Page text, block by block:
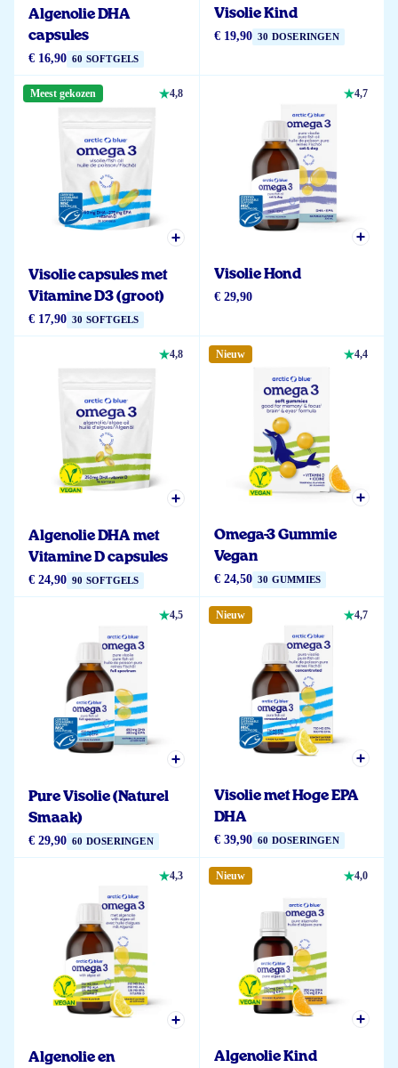
Algenolie DHA
capsules
€ 16,90 60 SOFTGELS
Visolie Kind
€ 19,90 30 DOSERINGEN
Meest gekozen 4,8
Visolie capsules met
Vitamine D3 (groot)
€ 17,90 30 SOFTGELS
4,7
Visolie Hond
€ 29,90
4,8
Algenolie DHA met
Vitamine D capsules
€ 24,90 90 SOFTGELS
Nieuw 4,4
Omega-3 Gummie
Vegan
€ 24,50 30 GUMMIES
4,5
Pure Visolie (Naturel
Smaak)
€ 29,90 60 DOSERINGEN
Nieuw 4,7
Visolie met Hoge EPA
DHA
€ 39,90 60 DOSERINGEN
4,3
Algenolie en
Nieuw 4,0
Algenolie Kind